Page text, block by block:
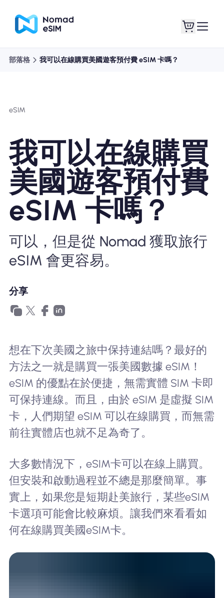
購買計劃
關於eSIM
為什麼選擇Nomad eSIM
企業用戶
部落格 我可以在線購買美國遊客預付費 eSIM 卡嗎？
eSIM
我可以在線購買
美國遊客預付費
eSIM 卡嗎？
可以，但是從 Nomad 獲取旅行
eSIM 會更容易。
分享
想在下次美國之旅中保持連結嗎？最好的
方法之一就是購買一張美國數據 eSIM！
eSIM 的優點在於便捷，無需實體 SIM 卡即
可保持連線。而且，由於 eSIM 是虛擬 SIM
卡，人們期望 eSIM 可以在線購買，而無需
前往實體店也就不足為奇了。
大多數情況下，eSIM卡可以在線上購買。
但安裝和啟動過程並不總是那麼簡單。事
實上，如果您是短期赴美旅行，某些eSIM
卡選項可能會比較麻煩。讓我們來看看如
何在線購買美國eSIM卡。